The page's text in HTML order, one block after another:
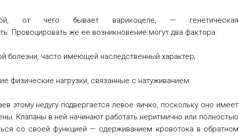
от чего бывает варикоцеле, — генетическая
Провоцировать же ее возникновение могут два фактора:
болезни, часто имеющей наследственный характер;
физические нагрузки, связанные с натуживанием.
этому недугу подвергается левое яичко, поскольку оно имеет
Клапаны в ней начинают работать неритмично или полностью
со своей функцией — сдерживанием кровотока в обратном